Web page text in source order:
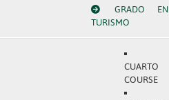
GRADO EN
TURISMO
CUARTO
COURSE